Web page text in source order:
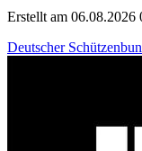
Erstellt am
Deutscher